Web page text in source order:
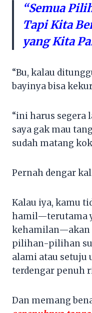
“Semua
Tapi Kita
yang Kita
“Bu, kalau
bayinya bisa
“ini harus segera
saya gak mau
sudah matang
Pernah dengar
Kalau iya, kamu
hamil—terutama
kehamilan—akan
pilihan-pilihan
alami atau setuju
terdengar penuh
Dan memang